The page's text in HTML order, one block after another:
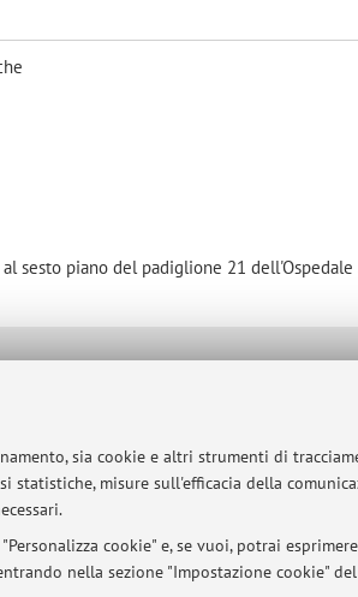
sia cookie e altri strumenti di
misure sull'efficacia della
cookie" e, se vuoi, potrai
nella sezione "Impostazione cookie"
sesto piano del padiglione 21 dell'Ospedale